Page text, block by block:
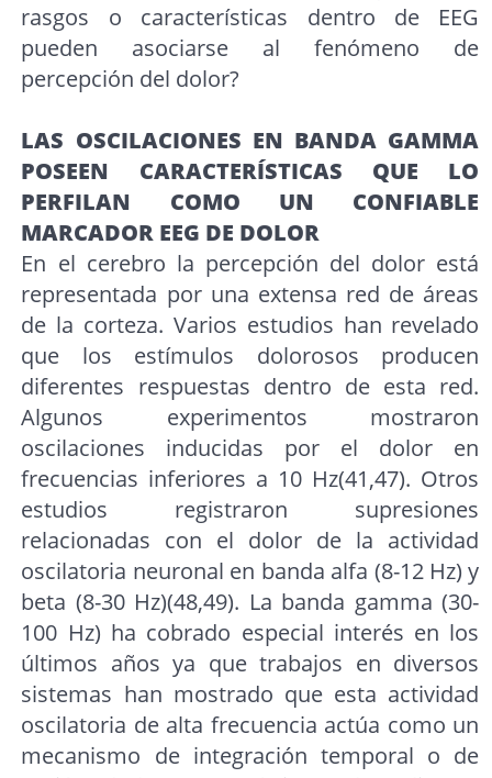
rasgos o características dentro de EEG
pueden asociarse al fenómeno de
percepción del dolor?
LAS OSCILACIONES EN BANDA GAMMA
POSEEN CARACTERÍSTICAS QUE LO
PERFILAN COMO UN CONFIABLE
MARCADOR EEG DE DOLOR
En el cerebro la percepción del dolor está
representada por una extensa red de áreas
de la corteza. Varios estudios han revelado
que los estímulos dolorosos producen
diferentes respuestas dentro de esta red.
Algunos experimentos mostraron
oscilaciones inducidas por el dolor en
frecuencias inferiores a 10 Hz(41,47). Otros
estudios registraron supresiones
relacionadas con el dolor de la actividad
oscilatoria neuronal en banda alfa (8-12 Hz) y
beta (8-30 Hz)(48,49). La banda gamma (30-
100 Hz) ha cobrado especial interés en los
últimos años ya que trabajos en diversos
sistemas han mostrado que esta actividad
oscilatoria de alta frecuencia actúa como un
mecanismo de integración temporal o de